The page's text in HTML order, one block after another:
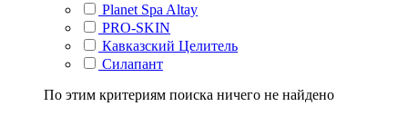
Planet Spa Altay
PRO-SKIN
Кавказский Целитель
Силапант
По этим критериям поиска ничего не найдено